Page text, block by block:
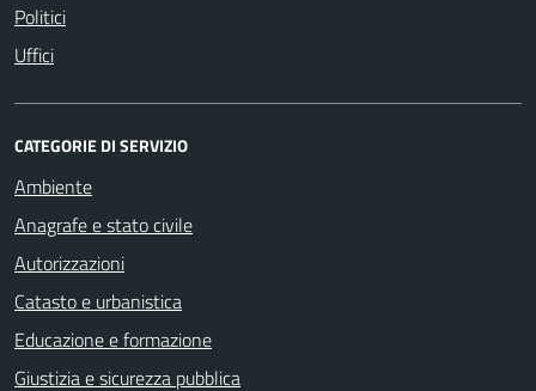
Politici
Uffici
CATEGORIE DI SERVIZIO
Ambiente
Anagrafe e stato civile
Autorizzazioni
Catasto e urbanistica
Educazione e formazione
Giustizia e sicurezza pubblica